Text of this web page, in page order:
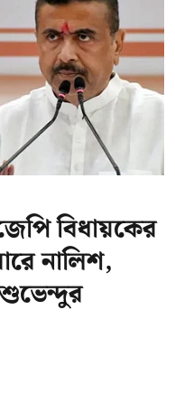
বিধায়কের
নালিশ,